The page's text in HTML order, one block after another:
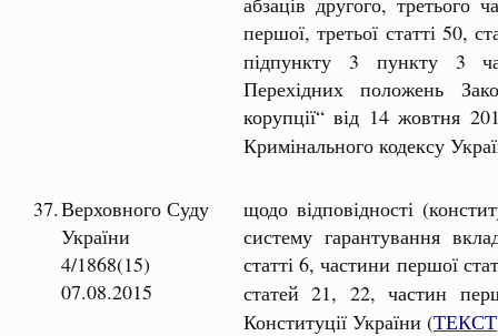
першої, третьої статті 50,
підпункту 3 пункту 3
Перехідних положень
корупції“ від 14 жовтня
Кримінального кодексу
37.Верховного Суду
України
4/1868(15)
07.08.2015
щодо відповідності
систему гарантування
статті 6, частини першої
статей 21, 22, частин
Конституції України (ТЕКСТ